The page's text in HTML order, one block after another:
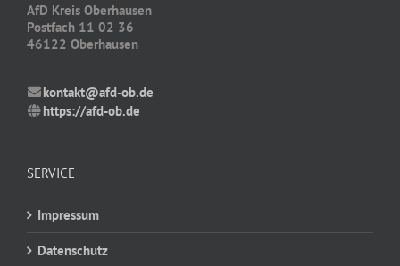
AfD Kreis Oberhausen
Postfach 11 02 36
46122 Oberhausen
kontakt@afd-ob.de
https://afd-ob.de
SERVICE
Impressum
Datenschutz